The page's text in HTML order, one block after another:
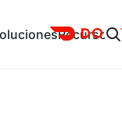
Recursos